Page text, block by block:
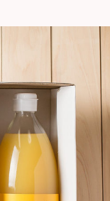
の
ト
専
門
店